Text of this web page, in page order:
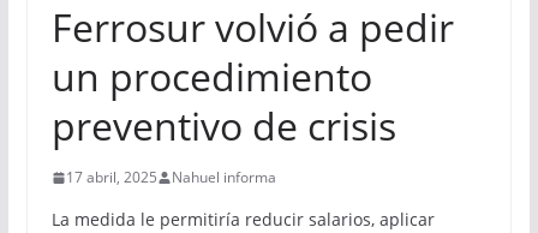
Ferrosur volvió a pedir
un procedimiento
preventivo de crisis
17 abril, 2025 Nahuel informa
La medida le permitiría reducir salarios, aplicar